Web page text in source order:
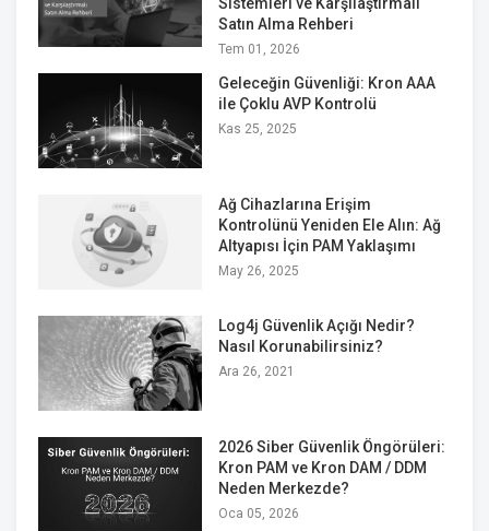
Satın Alma Rehberi
Tem 01, 2026
Geleceğin Güvenliği: Kron AAA
ile Çoklu AVP Kontrolü
Kas 25, 2025
Ağ Cihazlarına Erişim
Kontrolünü Yeniden Ele Alın: Ağ
Altyapısı İçin PAM Yaklaşımı
May 26, 2025
Log4j Güvenlik Açığı Nedir?
Nasıl Korunabilirsiniz?
Ara 26, 2021
2026 Siber Güvenlik Öngörüleri:
Kron PAM ve Kron DAM / DDM
Neden Merkezde?
Oca 05, 2026